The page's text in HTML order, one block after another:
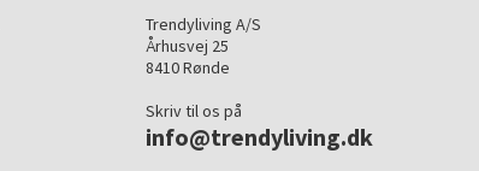
Trendyliving A/S
Århusvej 25
8410 Rønde
Skriv til os på
info@trendyliving.dk